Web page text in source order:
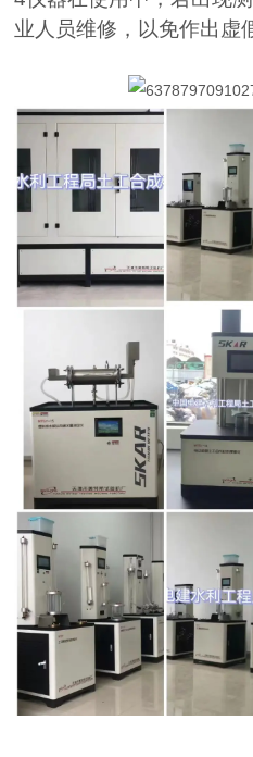
业人员维修，以免作出虚